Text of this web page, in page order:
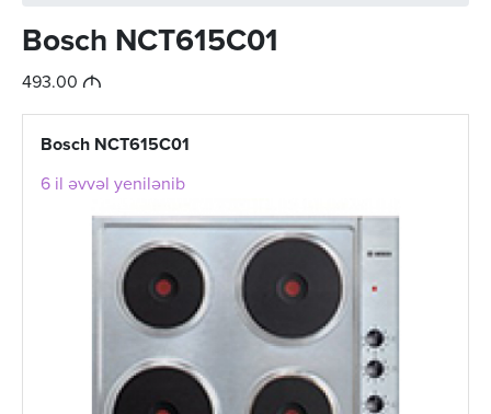
Bosch NCT615C01
493.00 M
Bosch NCT615C01
6 il əvvəl yenilənib